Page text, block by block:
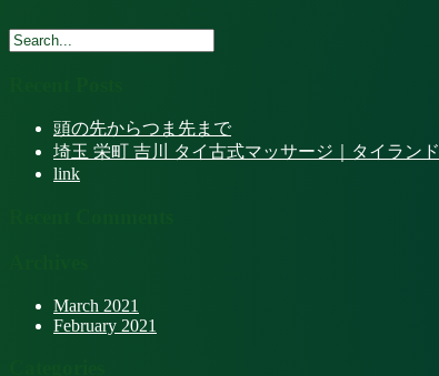
頭の先からつま先まで
埼玉 栄町 吉川 タイ古式マッサージ｜タイランド
link
March 2021
February 2021